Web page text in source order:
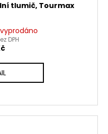
tlumič, Tourmax
DPH